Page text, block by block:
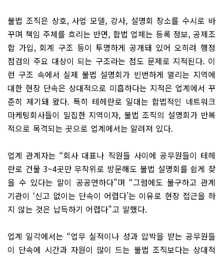
불법 조직은 상호, 사업 모델, 강사, 설명회 장소를 수시로 바
꾸며 책임 주체를 흐리는 반면, 합법 업체는 등록 정보, 공제조
합 가입, 회계 구조 등이 투명하게 공개돼 있어 오히려 행정
점검의 주요 대상이 되는 구조라는 점도 문제로 지적된다. 이
런 구조 속에서 실제 불법 설명회가 빈번하게 열리는 지역에
대한 현장 단속은 상대적으로 미흡하다는 지적은 업계에서 꾸
준히 제기돼 왔다. 특히 테헤란로 일대는 합법적인 네트워크
마케팅회사들이 밀집한 지역이자, 불법 조직의 설명회가 반복
적으로 목격되는 곳으로 업계에서는 알려져 있다.
업계 관계자는 “회사 대표나 직원들 사이에 공무원들이 테헤
란로 건물 3~4곳만 무작위로 방문해도 불법 설명회를 쉽게 찾
을 수 있다는 말이 공공연하다”며 “그럼에도 불구하고 관계
기관이 ‘신고 없이는 단속이 어렵다’는 이유로 현장 접근을 하
지 않는 것은 납득하기 어렵다”고 말했다.
업계 일각에서는 “업무 실적이나 성과 압박을 받는 공무원들
이 단속에 시간과 자원이 많이 드는 불법 조직보다는 상대적